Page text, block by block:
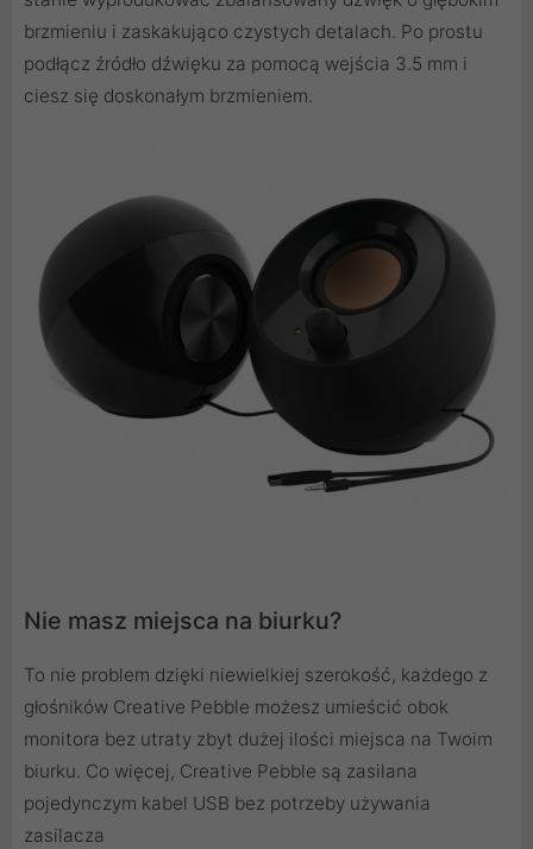
brzmieniu i zaskakująco czystych detalach. Po prostu
podłącz źródło dźwięku za pomocą wejścia 3.5 mm i
ciesz się doskonałym brzmieniem.
Nie masz miejsca na biurku?
To nie problem dzięki niewielkiej szerokość, każdego z
głośników Creative Pebble możesz umieścić obok
monitora bez utraty zbyt dużej ilości miejsca na Twoim
biurku. Co więcej, Creative Pebble są zasilana
pojedynczym kabel USB bez potrzeby używania
zasilacza